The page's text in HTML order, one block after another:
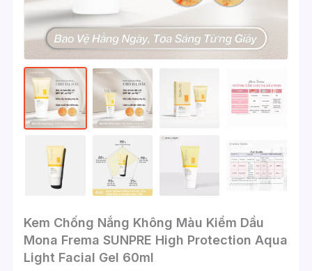
Kem Chống Nắng Không Màu Kiềm Dầu
Mona Frema SUNPRE High Protection Aqua
Light Facial Gel 60ml